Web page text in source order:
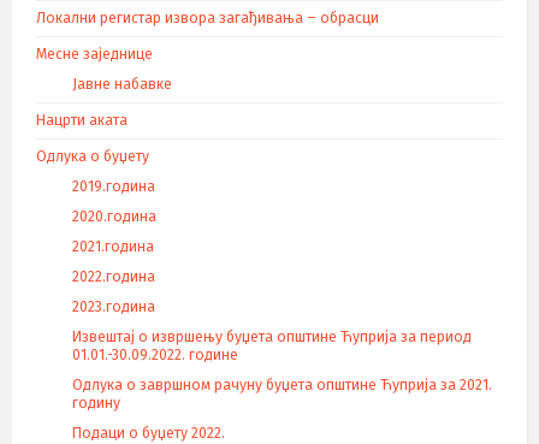
Локални регистар извора загађивања – обрасци
Месне заједнице
Јавне набавке
Нацрти аката
Одлука о буџету
2019.година
2020.година
2021.година
2022.година
2023.година
Извештај о извршењу буџета општине Ћуприја за период
01.01.-30.09.2022. године
Одлука о завршном рачуну буџета општине Ћуприја за 2021.
годину
Подаци о буџету 2022.